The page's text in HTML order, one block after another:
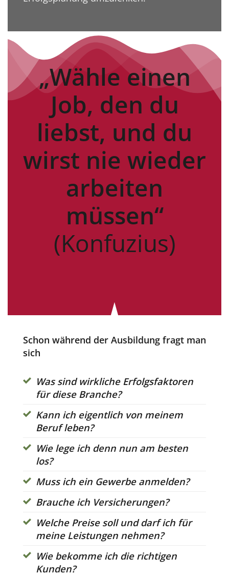
„Wähle einen
Job, den du
liebst, und du
wirst nie wieder
arbeiten
müssen“
(Konfuzius)
Schon während der Ausbildung fragt man
sich
Was sind wirkliche Erfolgsfaktoren
für diese Branche?
Kann ich eigentlich von meinem
Beruf leben?
Wie lege ich denn nun am besten
los?
Muss ich ein Gewerbe anmelden?
Brauche ich Versicherungen?
Welche Preise soll und darf ich für
meine Leistungen nehmen?
Wie bekomme ich die richtigen
Kunden?